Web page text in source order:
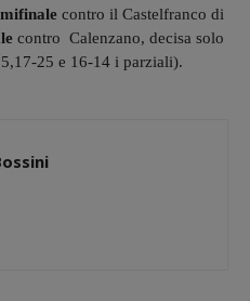
contro il Castelfranco di
contro Calenzano, decisa solo
25 e 16-14 i parziali).